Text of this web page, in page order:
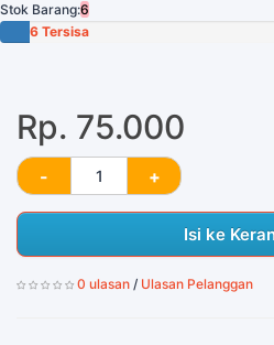
Stok Barang:6
6 Tersisa
Rp. 75.000
Isi ke
0 ulasan / Ulasan Pelanggan